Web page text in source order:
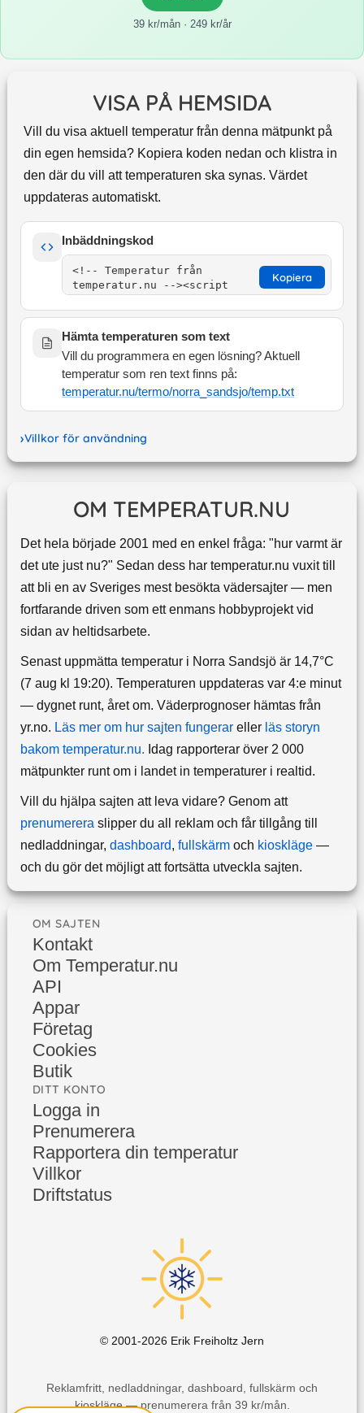
39 kr/mån · 249 kr/år
VISA PÅ HEMSIDA
Vill du visa aktuell temperatur från denna mätpunkt på
din egen hemsida? Kopiera koden nedan och klistra in
den där du vill att temperaturen ska synas. Värdet
uppdateras automatiskt.
Inbäddningskod
Kopiera
Hämta temperaturen som text
Vill du programmera en egen lösning? Aktuell
temperatur som ren text finns på:
temperatur.nu/termo/norra_sandsjo/temp.txt
Villkor för användning
OM TEMPERATUR.NU
Det hela började 2001 med en enkel fråga: "hur varmt är
det ute just nu?" Sedan dess har temperatur.nu vuxit till
att bli en av Sveriges mest besökta vädersajter — men
fortfarande driven som ett enmans hobbyprojekt vid
sidan av heltidsarbete.
Senast uppmätta temperatur i Norra Sandsjö är 14,7°C
(7 aug kl 19:20). Temperaturen uppdateras var 4:e minut
— dygnet runt, året om. Väderprognoser hämtas från
yr.no. Läs mer om hur sajten fungerareller läs storyn
bakom temperatur.nu. Idag rapporterar över 2 000
mätpunkter runt om i landet in temperaturer i realtid.
Vill du hjälpa sajten att leva vidare? Genom att
prenumereraslipper du all reklam och får tillgång till
nedladdningar, dashboard, fullskärmoch kioskläge—
och du gör det möjligt att fortsätta utveckla sajten.
OM SAJTEN
Kontakt
Om Temperatur.nu
API
Appar
Företag
Cookies
Butik
DITT KONTO
Logga in
Prenumerera
Rapportera din temperatur
Villkor
Driftstatus
© 2001-2026 Erik Freiholtz Jern
Reklamfritt, nedladdningar, dashboard, fullskärm och
kioskläge — prenumerera från 39 kr/mån.